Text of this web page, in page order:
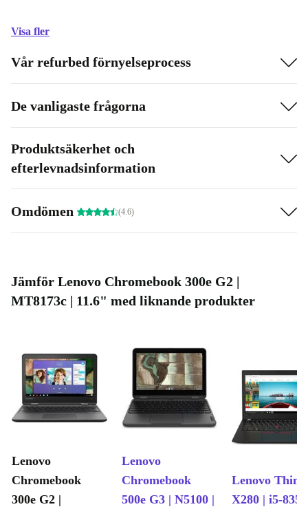
Visa fler
Vår refurbed förnyelseprocess
De vanligaste frågorna
Produktsäkerhet och
efterlevnadsinformation
Omdömen (4.6)
Jämför Lenovo Chromebook 300e G2 |
MT8173c | 11.6" med liknande produkter
Lenovo
Chromebook
300e G2 |
Lenovo
Chromebook
500e G3 | N5100 |
Lenovo
X280 | i5-